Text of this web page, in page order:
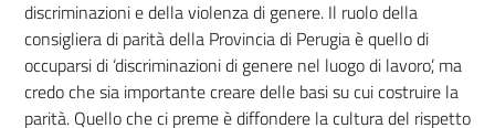
discriminazioni e della violenza di genere. Il ruolo della
consigliera di parità della Provincia di Perugia è quello di
occuparsi di ‘discriminazioni di genere nel luogo di lavoro’, ma
credo che sia importante creare delle basi su cui costruire la
parità. Quello che ci preme è diffondere la cultura del rispetto